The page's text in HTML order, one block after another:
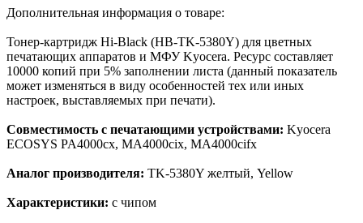
Дополнительная информация о товаре:
Тонер-картридж Hi-Black (HB-TK-5380Y) для цветных
печатающих аппаратов и МФУ Kyocera. Ресурс составляет
10000 копий при 5% заполнении листа (данный показатель
может изменяться в виду особенностей тех или иных
настроек, выставляемых при печати).
Совместимость с печатающими устройствами: Kyocera
ECOSYS PA4000cx, MA4000cix, MA4000cifx
Аналог производителя: TK-5380Y желтый, Yellow
Характеристики: с чипом